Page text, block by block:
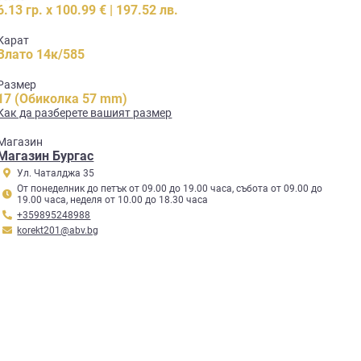
гр. x 100.99 € | 197.52 лв.
14к/585
(Обиколка 57 mm)
да разберете вашият размер
Бургас
Ул. Чаталджа 35
От понеделник до петък от 09.00 до 19.00 часа, събота от 09.00 до
19.00 часа, неделя от 10.00 до 18.30 часа
+359895248988
korekt201@abv.bg